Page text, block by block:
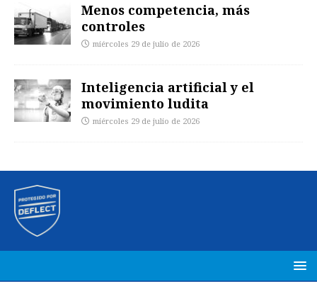
Menos competencia, más
controles
miércoles 29 de julio de 2026
Inteligencia artificial y el
movimiento ludita
miércoles 29 de julio de 2026